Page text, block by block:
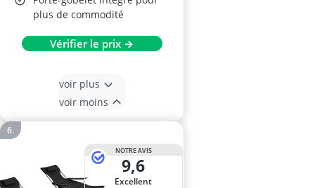
plus de commodité
Vérifier le prix →
voir plus
voir moins
NOTRE AVIS
9,6
Excellent